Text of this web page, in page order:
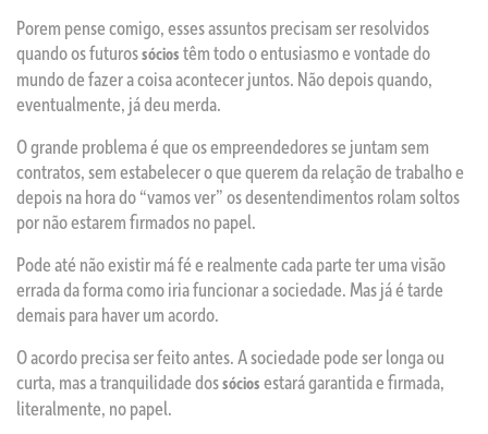
Porem pense comigo, esses assuntos precisam ser resolvidos
quando os futurossócios têm todo o entusiasmo e vontade do
mundo de fazer a coisa acontecer juntos. Não depois quando,
eventualmente, já deu merda.
O grande problema é que os empreendedores se juntam sem
contratos, sem estabelecer o que querem da relação de trabalho e
depois na hora do “vamos ver” os desentendimentos rolam soltos
por não estarem firmados no papel.
Pode até não existir má fé e realmente cada parte ter uma visão
errada da forma como iria funcionar a sociedade. Mas já é tarde
demais para haver um acordo.
O acordo precisa ser feito antes. A sociedade pode ser longa ou
curta, mas a tranquilidade dossócios estará garantida e firmada,
literalmente, no papel.